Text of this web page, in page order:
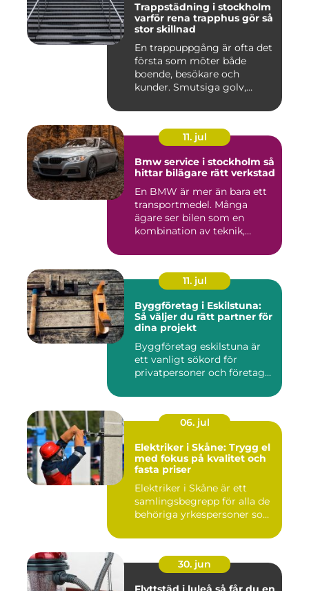
Trappstädning i stockholm
varför rena trapphus gör så
stor skillnad
En trappuppgång är ofta det
första som möter både
boende, besökare och
kunder. Smutsiga golv,
11. jul
Bmw service i stockholm så
hittar bilägare rätt verkstad
En BMW är mer än bara ett
transportmedel. Många
ägare ser bilen som en
kombination av teknik,
11. jul
Byggföretag i Eskilstuna:
Så väljer du rätt partner för
dina projekt
Byggföretag eskilstuna är
ett vanligt sökord för
privatpersoner och företag...
06. jul
Elektriker i Skåne: Trygg el
med fokus på kvalitet och
fasta priser
Elektriker i Skåne är ett
samlingsbegrepp för alla de
behöriga yrkespersoner so...
30. jun